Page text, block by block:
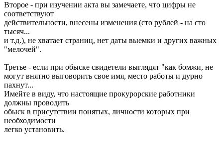
Второе - при изучении акта вы замечаете, что цифры не
соответствуют
действительности, внесены изменения (сто рублей - на сто
тысяч...
и т.д.), не хватает страниц, нет даты выемки и других важных
"мелочей".
Третье - если при обыске свидетели выглядят "как бомжи, не
могут внятно выговорить свое имя, место работы и дурно
пахнут...
Имейте в виду, что настоящие прокурорские работники
должны проводить
обыск в присутствии понятых, личности которых при
необходимости
легко установить.